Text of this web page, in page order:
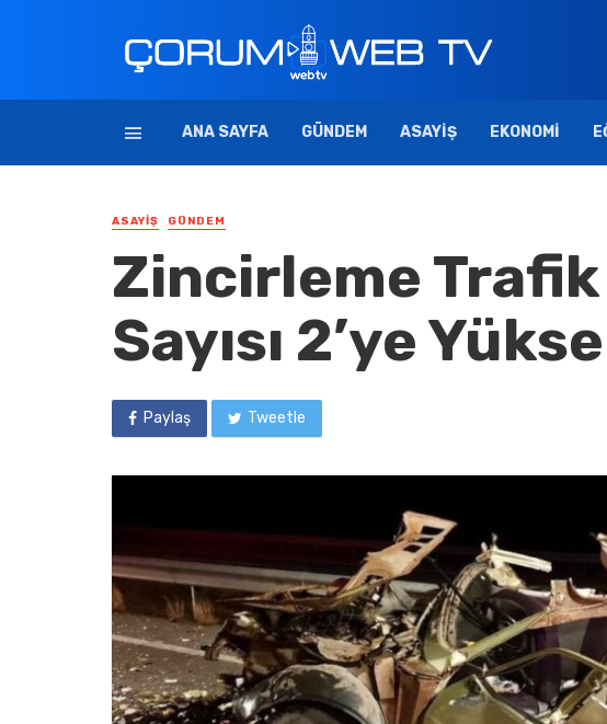
ANA SAYFA GÜNDEM ASAYIŞ EKONOMI
ASAYIŞ GÜNDEM
Zincirleme Trafik
Sayısı 2’ye
Paylaş Tweetle